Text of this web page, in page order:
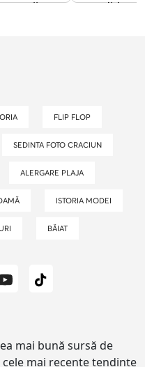
copii
adidas
FLIP FLOP
SEDINTA FOTO CRACIUN
ALERGARE PLAJA
ISTORIA MODEI
BĂIAT
mai bună sursă de
mai recente tendințe